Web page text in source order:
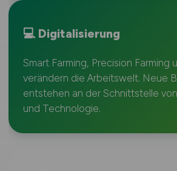
💻 Digitalisierung
Smart Farming, Precision Farming
verändern die Arbeitswelt. Neue
entstehen an der Schnittstelle
und Technologie.